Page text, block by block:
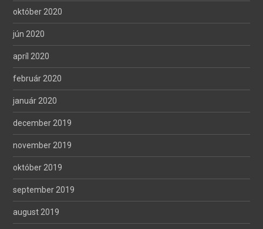
október 2020
jún 2020
apríl 2020
február 2020
január 2020
december 2019
november 2019
október 2019
september 2019
august 2019